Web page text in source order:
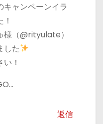
キャンペーンイラ
様（@rityulate）
した
！
返信